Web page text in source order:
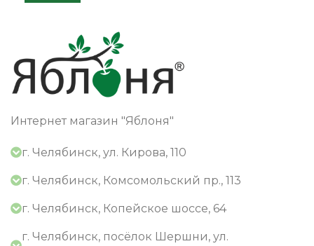
Интернет магазин "Яблоня"
г. Челябинск, ул. Кирова, 110
г. Челябинск, Комсомольский пр., 113
г. Челябинск, Копейское шоссе, 64
г. Челябинск, посёлок Шершни, ул.